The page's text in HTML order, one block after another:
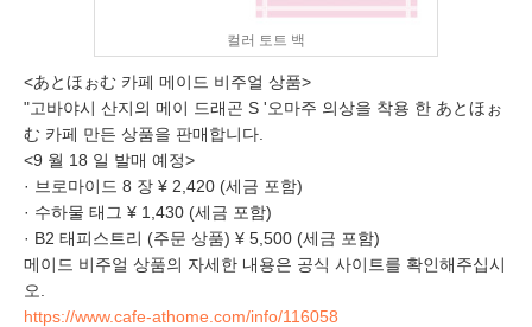
컬러 토트 백
<あとほぉむ 카페 메이드 비주얼 상품>
"고바야시 산지의 메이 드래곤 S '오마주 의상을 착용 한 あとほぉ
む 카페 만든 상품을 판매합니다.
<9 월 18 일 발매 예정>
· 브로마이드 8 장 ¥ 2,420 (세금 포함)
· 수하물 태그 ¥ 1,430 (세금 포함)
· B2 태피스트리 (주문 상품) ¥ 5,500 (세금 포함)
메이드 비주얼 상품의 자세한 내용은 공식 사이트를 확인해주십시
오.
https://www.cafe-athome.com/info/116058